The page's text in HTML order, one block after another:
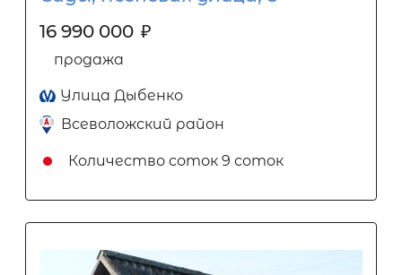
16 990 000 ₽
продажа
Улица Дыбенко
Всеволожский район
Количество соток 9 соток